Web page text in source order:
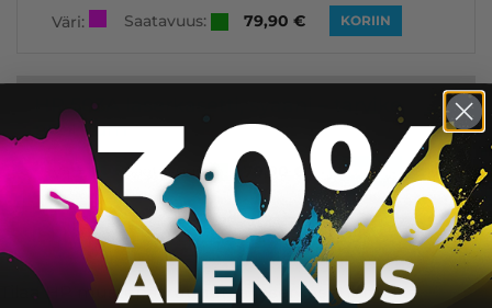
Väri: Saatavuus: 79,90 € KORIIN
HP 503A laserkasetti, syaani – tarvike,
premium
Saatavuus: 79,90 € KORIIN
Tilaa HP mustepatruunat ja laserkasetit meiltä